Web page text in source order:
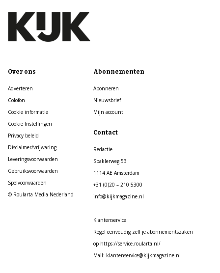
Over ons
Adverteren
Colofon
Cookie informatie
Cookie Instellingen
Privacy beleid
Disclaimer/vrijwaring
Leveringsvoorwaarden
Gebruiksvoorwaarden
Spelvoorwaarden
© Roularta Media Nederland
Abonnementen
Abonneren
Nieuwsbrief
Mijn account
Contact
Redactie
Spaklerweg 53
1114 AE Amsterdam
+31 (0)20 – 210 5300
info@kijkmagazine.nl
Klantenservice
Regel eenvoudig zelf je abonnementszaken
op https://service.roularta.nl/
Mail: klantenservice@kijkmagazine.nl